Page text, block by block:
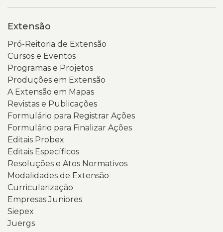
Extensão
Pró-Reitoria de Extensão
Cursos e Eventos
Programas e Projetos
Produções em Extensão
A Extensão em Mapas
Revistas e Publicações
Formulário para Registrar Ações
Formulário para Finalizar Ações
Editais Probex
Editais Específicos
Resoluções e Atos Normativos
Modalidades de Extensão
Curricularização
Empresas Juniores
Siepex
Juergs